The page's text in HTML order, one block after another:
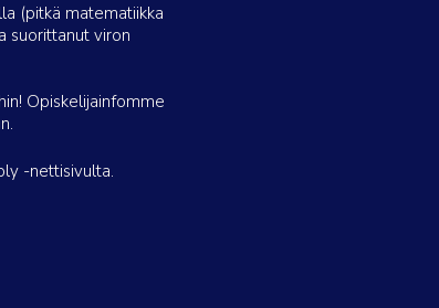
(pitkä matematiikka
suorittanut viron
Opiskelijainfomme
-nettisivulta.